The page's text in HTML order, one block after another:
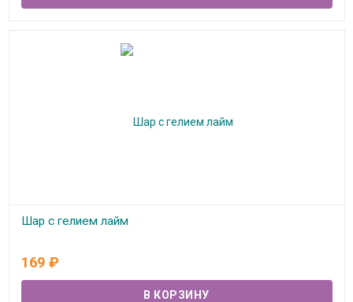
Шар с гелием лайм
169 ₽